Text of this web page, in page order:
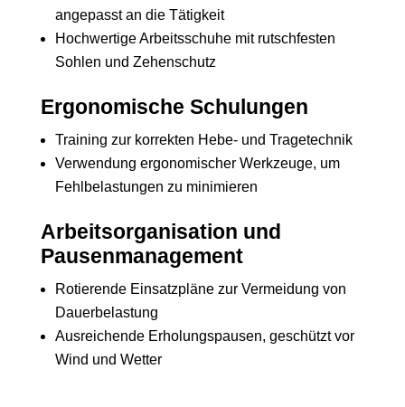
angepasst an die Tätigkeit
Hochwertige Arbeitsschuhe mit rutschfesten
Sohlen und Zehenschutz
Ergonomische Schulungen
Training zur korrekten Hebe- und Tragetechnik
Verwendung ergonomischer Werkzeuge, um
Fehlbelastungen zu minimieren
Arbeitsorganisation und
Pausenmanagement
Rotierende Einsatzpläne zur Vermeidung von
Dauerbelastung
Ausreichende Erholungspausen, geschützt vor
Wind und Wetter